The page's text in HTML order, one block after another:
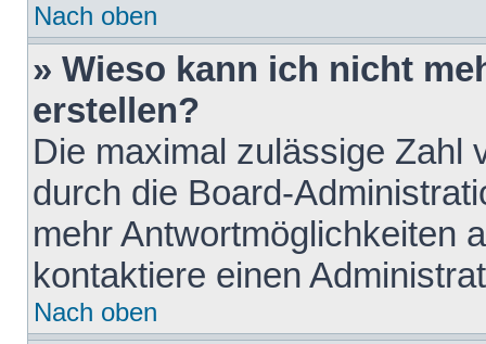
Nach oben
» Wieso kann ich nicht
erstellen?
Die maximal zulässige Zahl
durch die Board-
mehr Antwortmöglichkeiten
kontaktiere einen
Nach oben